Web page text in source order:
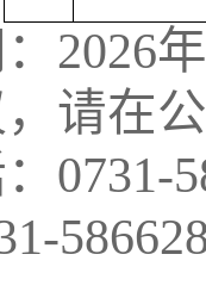
2026
请在
0731-